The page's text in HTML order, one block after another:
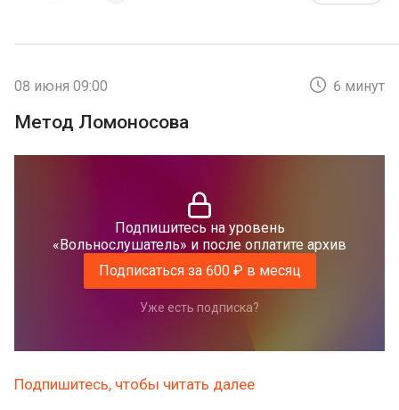
08 июня 09:00 6 минут
Метод Ломоносова
Подпишитесь на уровень
«Вольнослушатель» и после оплатите архив
Подписаться за 600 ₽ в месяц
Уже есть подписка?
Подпишитесь, чтобы читать далее